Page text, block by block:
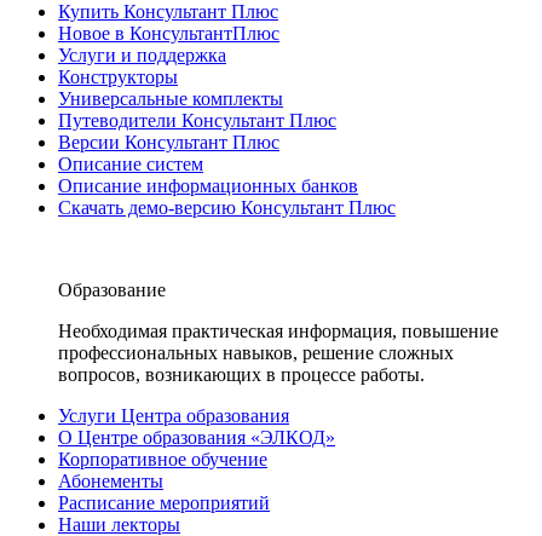
Купить Консультант Плюс
Новое в КонсультантПлюс
Услуги и поддержка
Конструкторы
Универсальные комплекты
Путеводители Консультант Плюс
Версии Консультант Плюс
Описание систем
Описание информационных банков
Скачать демо-версию Консультант Плюс
Образование
Необходимая практическая информация, повышение
профессиональных навыков, решение сложных
вопросов, возникающих в процессе работы.
Услуги Центра образования
О Центре образования «ЭЛКОД»
Корпоративное обучение
Абонементы
Расписание мероприятий
Наши лекторы